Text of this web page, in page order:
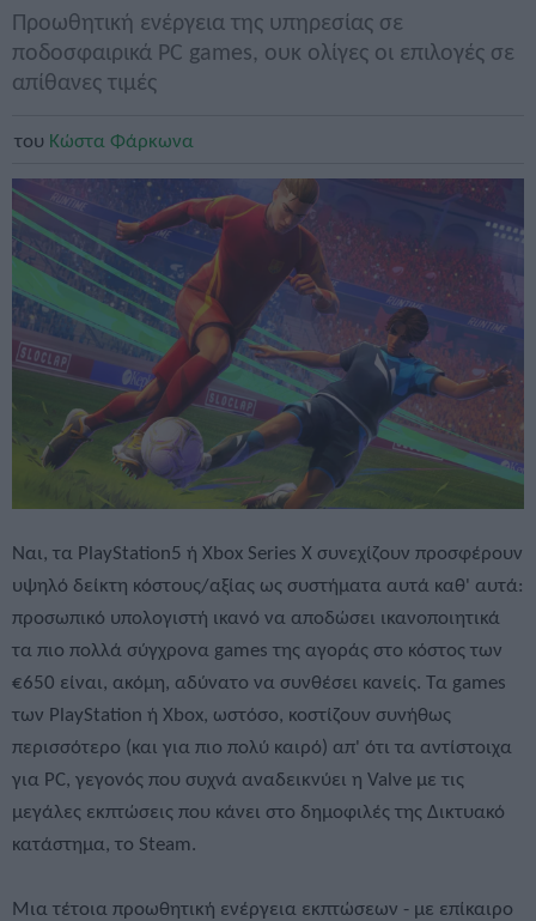
SPECIALS
Προωθητική ενέργεια της υπηρεσίας σε
ποδοσφαιρικά PC games, ουκ ολίγες οι επιλογές σε
απίθανες τιμές
του Κώστα Φάρκωνα
Ναι, τα PlayStation5 ή Xbox Series X συνεχίζουν προσφέρουν
υψηλό δείκτη κόστους/αξίας ως συστήματα αυτά καθ' αυτά:
προσωπικό υπολογιστή ικανό να αποδώσει ικανοποιητικά
τα πιο πολλά σύγχρονα games της αγοράς στο κόστος των
€650 είναι, ακόμη, αδύνατο να συνθέσει κανείς. Τα games
των PlayStation ή Xbox, ωστόσο, κοστίζουν συνήθως
περισσότερο (και για πιο πολύ καιρό) απ' ότι τα αντίστοιχα
για PC, γεγονός που συχνά αναδεικνύει η Valve με τις
μεγάλες εκπτώσεις που κάνει στο δημοφιλές της Δικτυακό
κατάστημα, το Steam.
Μια τέτοια προωθητική ενέργεια εκπτώσεων - με επίκαιρο